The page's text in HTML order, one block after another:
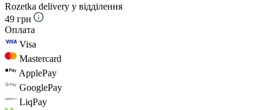
Rozetka delivery у відділення
49 грн
Оплата
Visa
Mastercard
ApplePay
GooglePay
LiqPay